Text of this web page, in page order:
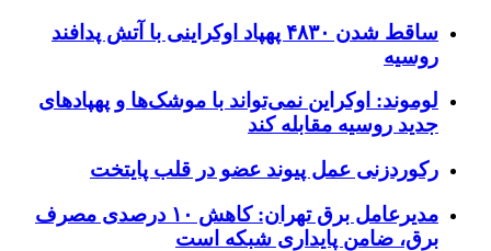
ساقط شدن ۴۸۳۰ پهپاد اوکراینی با آتش پدافند
روسیه
لوموند: اوکراین نمی‌تواند با موشک‌ها و پهپادهای
جدید روسیه مقابله کند
رکوردزنی عمل پیوند عضو در قلب پایتخت
مدیرعامل برق تهران: کاهش ۱۰ درصدی مصرف
برق، ضامن پایداری شبکه است